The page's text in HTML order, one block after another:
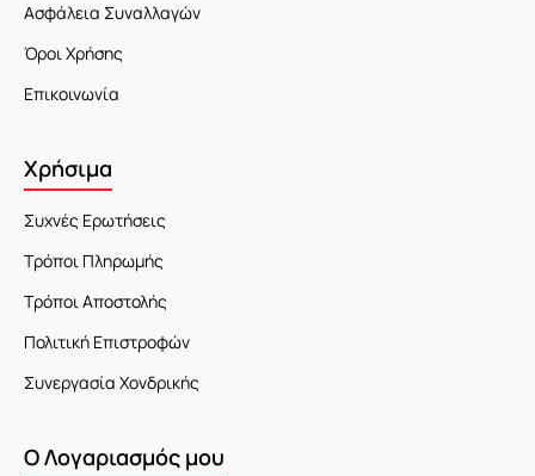
Ασφάλεια Συναλλαγών
Όροι Χρήσης
Επικοινωνία
Χρήσιμα
Συχνές Ερωτήσεις
Τρόποι Πληρωμής
Τρόποι Αποστολής
Πολιτική Επιστροφών
Συνεργασία Χονδρικής
Ο Λογαριασμός μου